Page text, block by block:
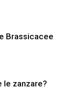
Brassicacee
le zanzare?